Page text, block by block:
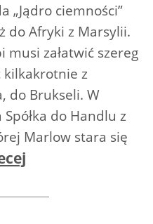
„Jądro ciemności”
do Afryki z Marsylii.
załatwić szereg
kilkakrotnie z
do Brukseli. W
do Handlu z
Marlow stara się